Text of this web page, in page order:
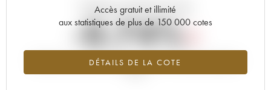
Accès gratuit et illimité
aux statistiques de plus de 150 000 cotes
DÉTAILS DE LA COTE
Tendance actuelle de la cote
-0.74%
Tendance à la baisse du millésime 1997 en 2026 par rapport à